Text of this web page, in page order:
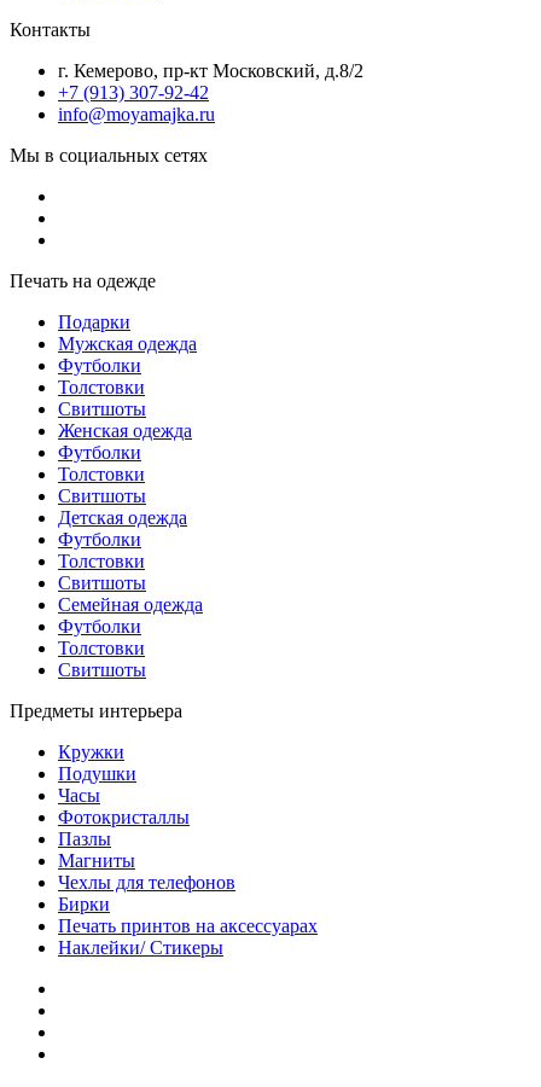
Контакты
г. Кемерово, пр-кт Московский, д.8/2
+7 (913) 307-92-42
info@moyamajka.ru
Мы в социальных сетях
Печать на одежде
Подарки
Мужская одежда
Футболки
Толстовки
Свитшоты
Женская одежда
Футболки
Толстовки
Свитшоты
Детская одежда
Футболки
Толстовки
Свитшоты
Семейная одежда
Футболки
Толстовки
Свитшоты
Предметы интерьера
Кружки
Подушки
Часы
Фотокристаллы
Пазлы
Магниты
Чехлы для телефонов
Бирки
Печать принтов на аксессуарах
Наклейки/ Стикеры